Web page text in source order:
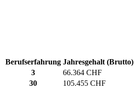
Berufserfahrung Jahresgehalt (Brutto)
3
66.364 CHF
30
105.455 CHF